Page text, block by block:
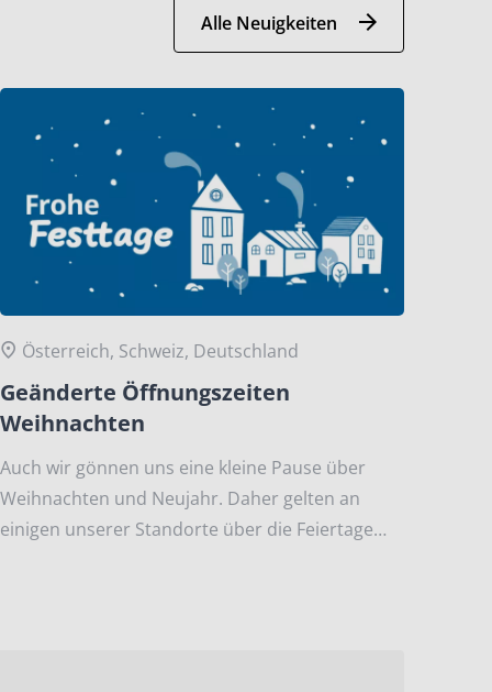
Alle Neuigkeiten
Österreich, Schweiz, Deutschland
Geänderte Öffnungszeiten
Weihnachten
Auch wir gönnen uns eine kleine Pause über
Weihnachten und Neujahr. Daher gelten an
einigen unserer Standorte über die Feiertage